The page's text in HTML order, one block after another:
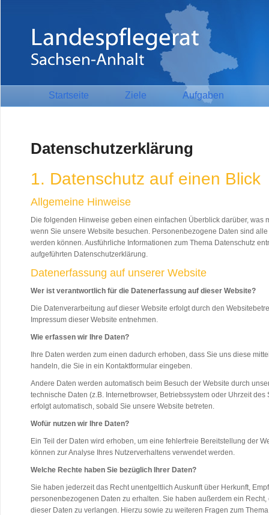
Startseite Ziele Aufgaben
Datenschutzerklärung
1. Datenschutz auf einen Blick
Allgemeine Hinweise
Die folgenden Hinweise geben einen einfachen Überblick darüber, was
wenn Sie unsere Website besuchen. Personenbezogene Daten sind
werden können. Ausführliche Informationen zum Thema Datenschutz
aufgeführten Datenschutzerklärung.
Datenerfassung auf unserer Website
Wer ist verantwortlich für die Datenerfassung auf dieser Website?
Die Datenverarbeitung auf dieser Website erfolgt durch den
Impressum dieser Website entnehmen.
Wie erfassen wir Ihre Daten?
Ihre Daten werden zum einen dadurch erhoben, dass Sie uns diese
handeln, die Sie in ein Kontaktformular eingeben.
Andere Daten werden automatisch beim Besuch der Website durch
technische Daten (z.B. Internetbrowser, Betriebssystem oder Uhrzeit
erfolgt automatisch, sobald Sie unsere Website betreten.
Wofür nutzen wir Ihre Daten?
Ein Teil der Daten wird erhoben, um eine fehlerfreie Bereitstellung der
können zur Analyse Ihres Nutzerverhaltens verwendet werden.
Welche Rechte haben Sie bezüglich Ihrer Daten?
Sie haben jederzeit das Recht unentgeltlich Auskunft über Herkunft,
personenbezogenen Daten zu erhalten. Sie haben außerdem ein
dieser Daten zu verlangen. Hierzu sowie zu weiteren Fragen zum